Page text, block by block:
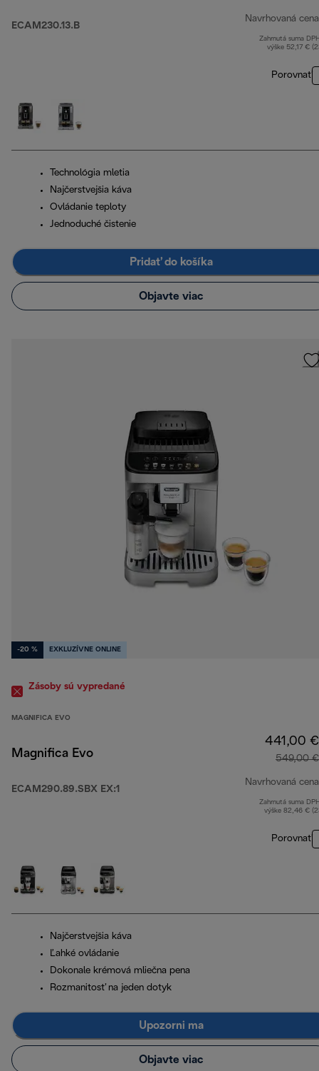
ECAM230.13.B
Navrhovaná cena
Zahrnutá suma
výške 52,17 €
Porovnať
Technológia mletia
Najčerstvejšia káva
Ovládanie teploty
Jednoduché čistenie
Pridať do košíka
Objavte viac
-20 % EXKLUZÍVNE ONLINE
Zásoby sú vypredané
MAGNIFICA EVO
Magnifica Evo
ECAM290.89.SBX EX:1
441,00 €
549,00 €
Navrhovaná cena
Zahrnutá suma
výške 82,46 €
Porovnať
Najčerstvejšia káva
Ľahké ovládanie
Dokonale krémová mliečna pena
Rozmanitosť na jeden dotyk
Upozorni ma
Objavte viac